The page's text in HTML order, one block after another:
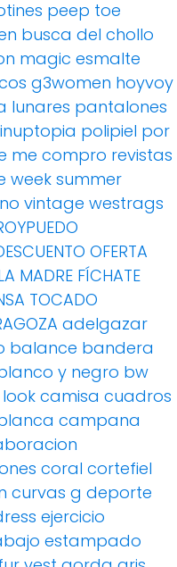
peep toe
busca del chollo
magic esmalte
g3women hoyvoy
lunares pantalones
polipiel por
me compro revistas
weeksummer
vintage westrags
OFERTA
MADRE FÍCHATE
TOCADO
adelgazar
balance bandera
y negro bw
camisa cuadros
campana
coral cortefiel
curvas g deporte
ejercicio
estampado